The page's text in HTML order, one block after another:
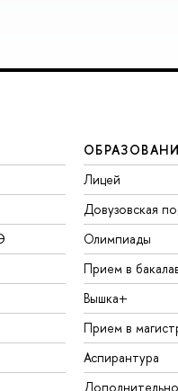
Лицей
Довузовская
Олимпиады
Прием в
Вышка+
Прием в
Аспирантура